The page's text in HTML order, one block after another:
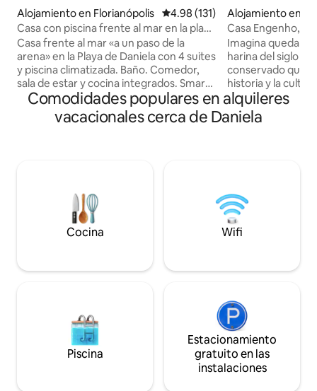
Alojamiento en Florianópolis Calificación promedio: 4.98 de
4.98 (131)
Casa con piscina frente al mar en la playa
de Daniela.
Casa frente al mar «a un paso de la
arena» en la Playa de Daniela con 4 suites
y piscina climatizada. Baño. Comedor,
sala de estar y cocina integrados. Smart
TV en la sala y en las habitaciones.
Internet inalámbrico de 600 Mb. Cocina
equipada con cafetera, horno eléctrico,
minibar integrada a la piscina y al jardín.
Aceptamos mascotas pequeñas con un
cargo adicional.
Alojamiento en
s
Casa Engenho,
Histórico
Imagina
harina del siglo
conservado que
historia y la
completa para
con comodidad y
espectaculares
cascadas. Una
de los lugares
Acceso por barco
Comodidades populares en alquileres
vacacionales cerca de Daniela
Cocina Wifi
Piscina
Estacionamiento
gratuito en las
instalaciones